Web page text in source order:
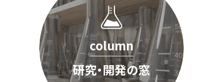
column
研究・開発の窓